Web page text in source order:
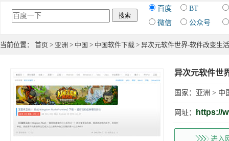
百度
BT
微信
公众号
当前位置： 首页 > 亚洲 > 中国 > 中国软件下载 > 异次元软件世界-软件改变生活
异次元软件世
国家： 亚洲 > 中
网址： https://
进入